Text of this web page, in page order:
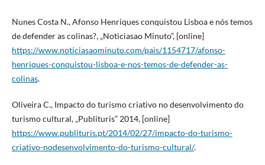
Nunes Costa N., Afonso Henriques conquistou Lisboa e nós temos
de defender as colinas?, „Noticiasao Minuto”, [online]
https://www.noticiasaominuto.com/pais/1154717/afonso-
henriques-conquistou-lisboa-e-nos-temos-de-defender-as-
colinas.
Oliveira C., Impacto do turismo criativo no desenvolvimento do
turismo cultural, „Publituris” 2014, [online]
https://www.publituris.pt/2014/02/27/impacto-do-turismo-
criativo-nodesenvolvimento-do-turismo-cultural/.